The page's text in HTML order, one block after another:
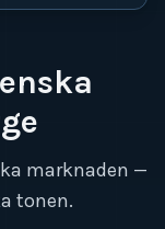
marknaden —
tonen.